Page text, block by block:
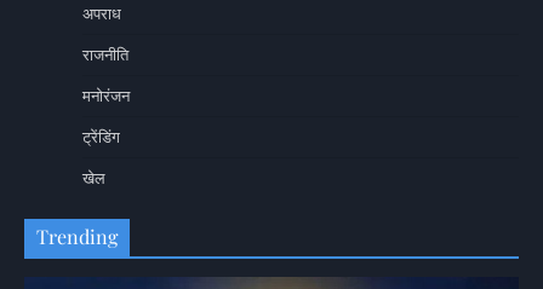
अपराध
राजनीति
मनोरंजन
ट्रेंडिंग
खेल
Trending